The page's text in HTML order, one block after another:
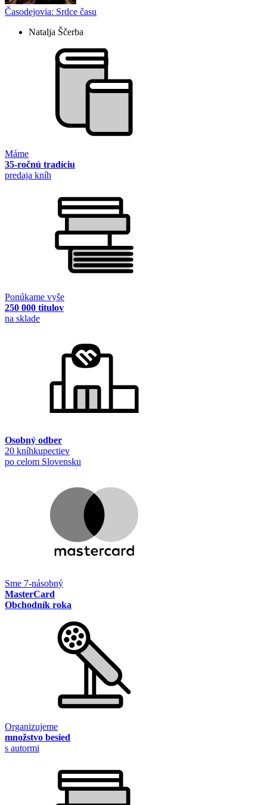
Časodejovia: Srdce času
Natalja Ščerba
Máme
35-ročnú tradíciu
predaja kníh
Ponúkame vyše
250 000 titulov
na sklade
Osobný odber
20 kníhkupectiev
po celom Slovensku
Sme 7-násobný
MasterCard
Obchodník roka
Organizujeme
množstvo besied
s autormi